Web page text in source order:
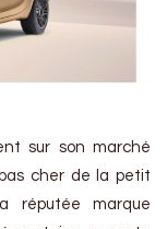
sur son marché
cher de la petit
réputée marque